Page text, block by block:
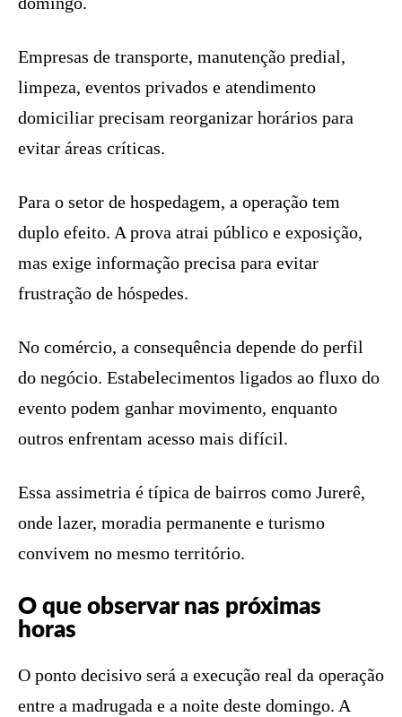
Empresas de transporte, manutenção predial,
limpeza, eventos privados e atendimento
domiciliar precisam reorganizar horários para
evitar áreas críticas.
Para o setor de hospedagem, a operação tem
duplo efeito. A prova atrai público e exposição,
mas exige informação precisa para evitar
frustração de hóspedes.
No comércio, a consequência depende do perfil
do negócio. Estabelecimentos ligados ao fluxo do
evento podem ganhar movimento, enquanto
outros enfrentam acesso mais difícil.
Essa assimetria é típica de bairros como Jurerê,
onde lazer, moradia permanente e turismo
convivem no mesmo território.
O que observar nas próximas
horas
O ponto decisivo será a execução real da operação
entre a madrugada e a noite deste domingo. A